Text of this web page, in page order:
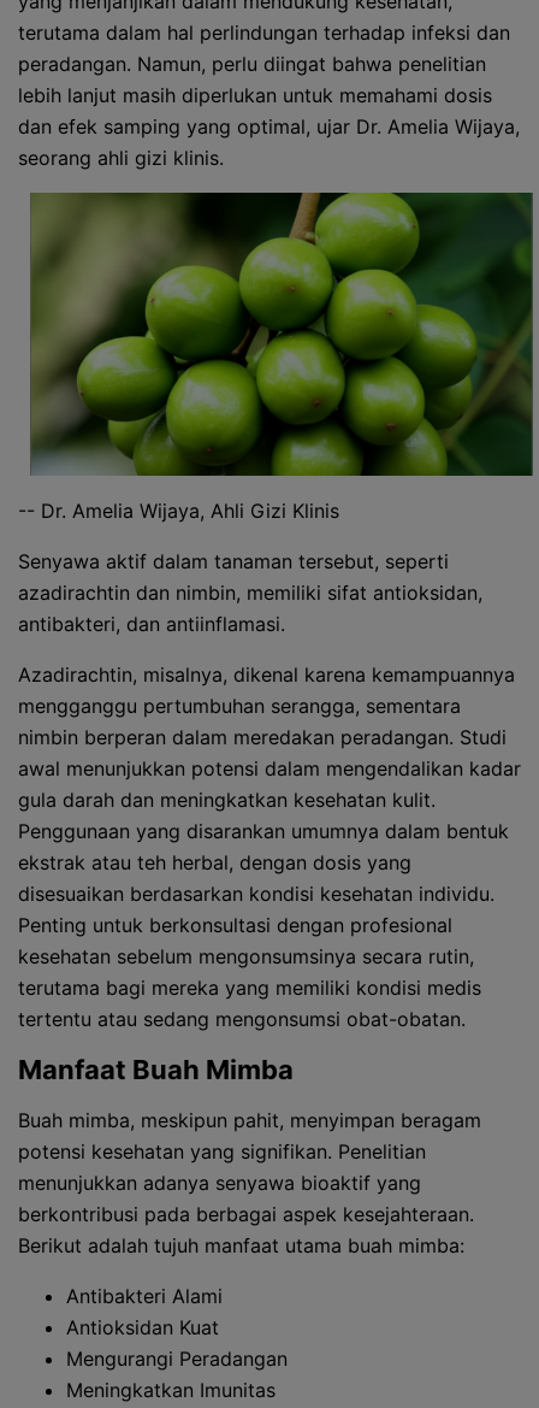
terutama dalam hal perlindungan terhadap infeksi dan
peradangan. Namun, perlu diingat bahwa penelitian
lebih lanjut masih diperlukan untuk memahami dosis
dan efek samping yang optimal, ujar Dr. Amelia Wijaya,
seorang ahli gizi klinis.
-- Dr. Amelia Wijaya, Ahli Gizi Klinis
Senyawa aktif dalam tanaman tersebut, seperti
azadirachtin dan nimbin, memiliki sifat antioksidan,
antibakteri, dan antiinflamasi.
Azadirachtin, misalnya, dikenal karena kemampuannya
mengganggu pertumbuhan serangga, sementara
nimbin berperan dalam meredakan peradangan. Studi
awal menunjukkan potensi dalam mengendalikan kadar
gula darah dan meningkatkan kesehatan kulit.
Penggunaan yang disarankan umumnya dalam bentuk
ekstrak atau teh herbal, dengan dosis yang
disesuaikan berdasarkan kondisi kesehatan individu.
Penting untuk berkonsultasi dengan profesional
kesehatan sebelum mengonsumsinya secara rutin,
terutama bagi mereka yang memiliki kondisi medis
tertentu atau sedang mengonsumsi obat-obatan.
Manfaat Buah Mimba
Buah mimba, meskipun pahit, menyimpan beragam
potensi kesehatan yang signifikan. Penelitian
menunjukkan adanya senyawa bioaktif yang
berkontribusi pada berbagai aspek kesejahteraan.
Berikut adalah tujuh manfaat utama buah mimba:
Antibakteri Alami
Antioksidan Kuat
Mengurangi Peradangan
Meningkatkan Imunitas